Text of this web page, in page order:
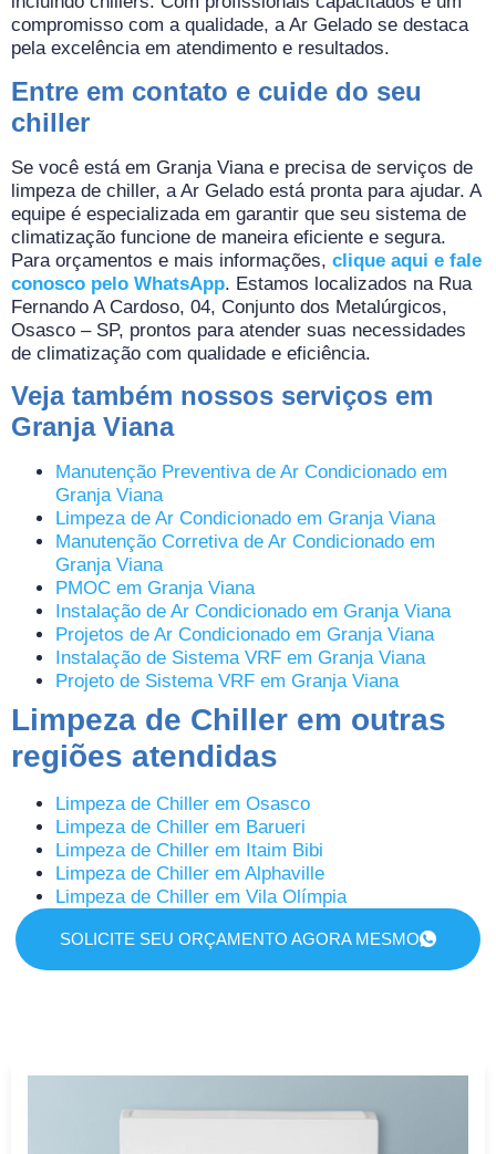
compromisso com a qualidade, a Ar Gelado se destaca
pela excelência em atendimento e resultados.
Entre em contato e cuide do seu
chiller
Se você está em Granja Viana e precisa de serviços de
limpeza de chiller, a Ar Gelado está pronta para ajudar. A
equipe é especializada em garantir que seu sistema de
climatização funcione de maneira eficiente e segura.
Para orçamentos e mais informações, clique aqui e fale
conosco pelo WhatsApp. Estamos localizados na Rua
Fernando A Cardoso, 04, Conjunto dos Metalúrgicos,
Osasco – SP, prontos para atender suas necessidades
de climatização com qualidade e eficiência.
Veja também nossos serviços em
Granja Viana
Manutenção Preventiva de Ar Condicionado em
Granja Viana
Limpeza de Ar Condicionado em Granja Viana
Manutenção Corretiva de Ar Condicionado em
Granja Viana
PMOC em Granja Viana
Instalação de Ar Condicionado em Granja Viana
Projetos de Ar Condicionado em Granja Viana
Instalação de Sistema VRF em Granja Viana
Projeto de Sistema VRF em Granja Viana
Limpeza de Chiller em outras
regiões atendidas
Limpeza de Chiller em Osasco
Limpeza de Chiller em Barueri
Limpeza de Chiller em Itaim Bibi
Limpeza de Chiller em Alphaville
Limpeza de Chiller em Vila Olímpia
SOLICITE SEU ORÇAMENTO AGORA MESMO